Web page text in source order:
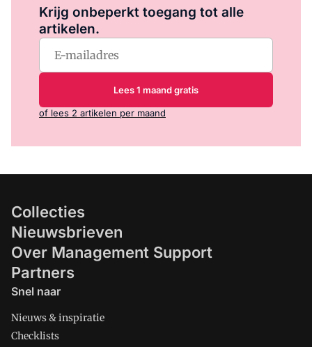
Krijg onbeperkt toegang tot alle
artikelen.
Lees 1 maand gratis
of lees 2 artikelen per maand
Collecties
Nieuwsbrieven
Over Management Support
Partners
Snel naar
Nieuws & inspiratie
Checklists